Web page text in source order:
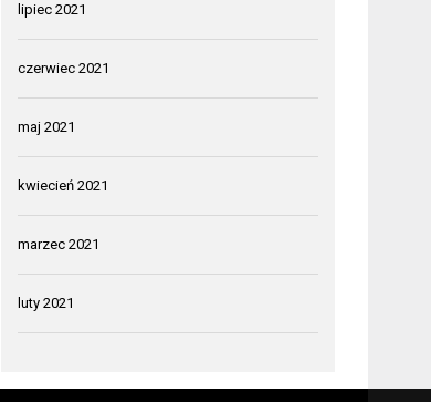
lipiec 2021
czerwiec 2021
maj 2021
kwiecień 2021
marzec 2021
luty 2021